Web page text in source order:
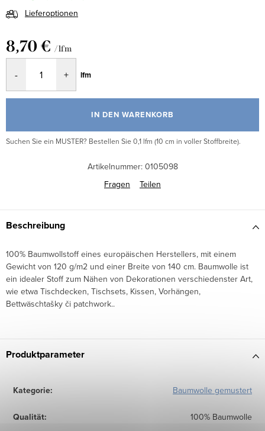
Lieferoptionen
8,70 € / lfm
lfm
IN DEN WARENKORB
Suchen Sie ein MUSTER? Bestellen Sie 0,1 lfm (10 cm in voller Stoffbreite).
Artikelnummer: 0105098
Fragen
Teilen
Beschreibung
100% Baumwollstoff eines europäischen Herstellers, mit einem
Gewicht von 120 g/m2 und einer Breite von 140 cm. Baumwolle ist
ein idealer Stoff zum Nähen von Dekorationen verschiedenster Art,
wie etwa Tischdecken, Tischsets, Kissen, Vorhängen,
Bettwäschtašky či patchwork..
Produktparameter
Kategorie: Baumwolle gemustert
Qualität: 100% Baumwolle